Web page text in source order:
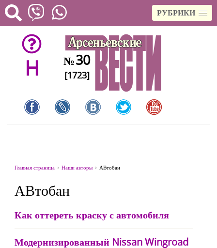
РУБРИКИ
H №30
[1723]
Главная страница Наши авторы АВтобан
АВтобан
Как оттереть краску с автомобиля
Модернизированный Nissan Wingroad